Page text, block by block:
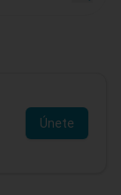
Únete